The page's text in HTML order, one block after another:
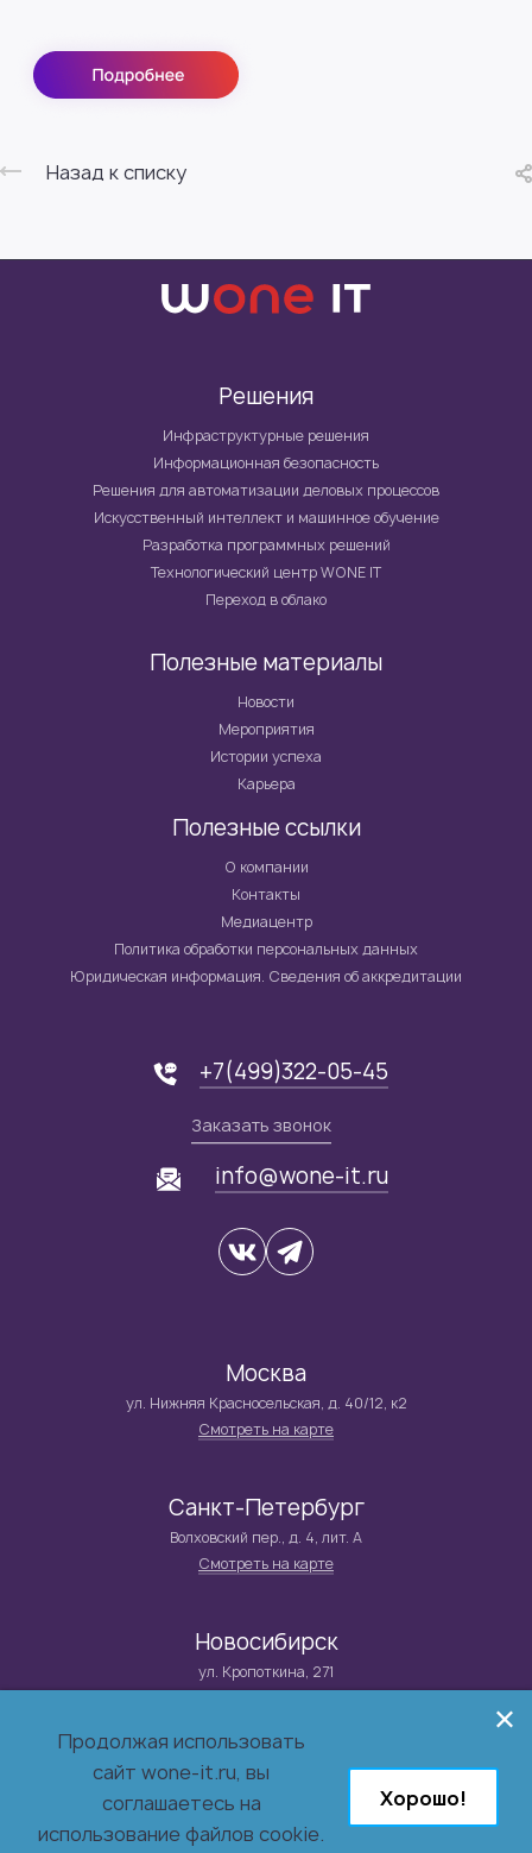
Назад к списку
Решения
Инфраструктурные решения
Информационная безопасность
Решения для автоматизации деловых процессов
Искусственный интеллект и машинное обучение
Разработка программных решений
Технологический центр WONE IT
Переход в облако
Полезные материалы
Новости
Мероприятия
Истории успеха
Карьера
Полезные ссылки
О компании
Контакты
Медиацентр
Политика обработки персональных данных
Юридическая информация. Сведения об аккредитации
+7(499)322-05-45
Заказать звонок
info@wone-it.ru
Москва
ул. Нижняя Красносельская, д. 40/12, к2
Смотреть на карте
Санкт-Петербург
Волховский пер., д. 4, лит. А
Смотреть на карте
Новосибирск
ул. Кропоткина, 271
© 2026 Группа компаний WONE IT
Системный интегратор и поставщик решений в сфере
инфраструктуры, бизнес-приложений и заказной разработки.
Продолжая использовать
сайт wone-it.ru, вы
соглашаетесь на
использование файлов cookie.
Хорошо!